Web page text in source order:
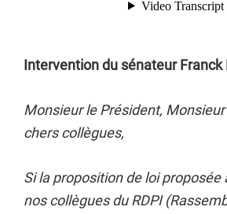
Intervention du sénateur Franck
Monsieur le Président,
chers collègues,
Si la proposition de loi proposée
nos collègues du RDPI